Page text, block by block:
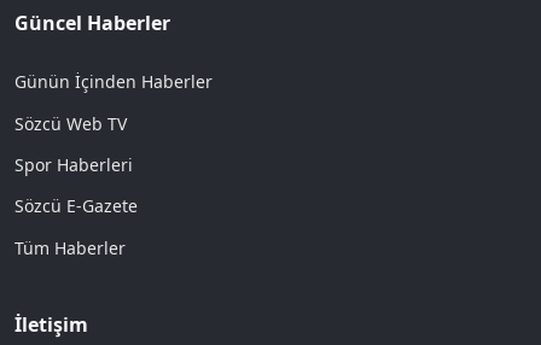
Güncel Haberler
Günün İçinden Haberler
Sözcü Web TV
Spor Haberleri
Sözcü E-Gazete
Tüm Haberler
İletişim